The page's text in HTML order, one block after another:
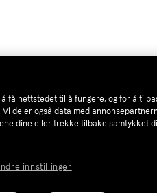
få nettstedet til å fungere, og for å
deler også data med
dine eller trekke tilbake samtykket
innstillinger